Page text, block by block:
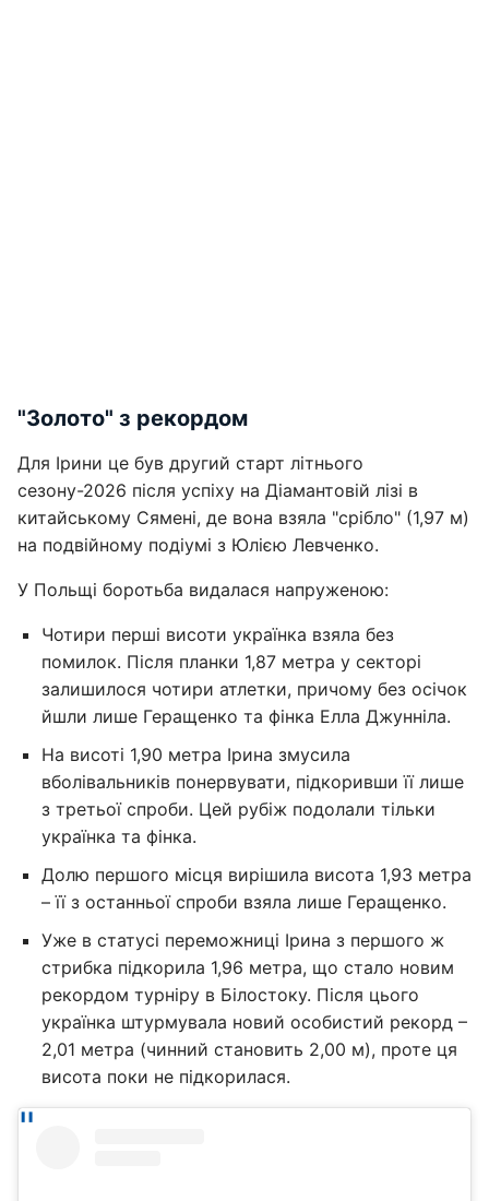
"Золото" з рекордом
Для Ірини це був другий старт літнього
сезону-2026 після успіху на Діамантовій лізі в
китайському Сямені, де вона взяла "срібло" (1,97 м)
на подвійному подіумі з Юлією Левченко.
У Польщі боротьба видалася напруженою:
Чотири перші висоти українка взяла без
помилок. Після планки 1,87 метра у секторі
залишилося чотири атлетки, причому без осічок
йшли лише Геращенко та фінка Елла Джунніла.
На висоті 1,90 метра Ірина змусила
вболівальників понервувати, підкоривши її лише
з третьої спроби. Цей рубіж подолали тільки
українка та фінка.
Долю першого місця вирішила висота 1,93 метра
– її з останньої спроби взяла лише Геращенко.
Уже в статусі переможниці Ірина з першого ж
стрибка підкорила 1,96 метра, що стало новим
рекордом турніру в Білостоку. Після цього
українка штурмувала новий особистий рекорд –
2,01 метра (чинний становить 2,00 м), проте ця
висота поки не підкорилася.